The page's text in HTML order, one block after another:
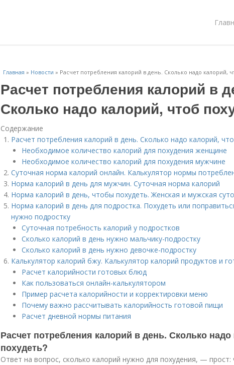
Главная » Новости » Расчет потребления калорий в день. Сколько надо калорий,
Расчет потребления калорий в
Сколько надо калорий, чтоб
Содержание
Расчет потребления калорий в день. Сколько надо калорий,
Необходимое количество калорий для похудения женщине
Необходимое количество калорий для похудения мужчине
Суточная норма калорий онлайн. Калькулятор нормы
Норма калорий в день для мужчин. Суточная норма калорий
Норма калорий в день, чтобы похудеть. Женская и мужская
Норма калорий в день для подростка. Похудеть или
нужно подростку
Суточная потребность калорий у подростков
Сколько калорий в день нужно мальчику-подростку
Сколько калорий в день нужно девочке-подростку
Калькулятор калорий бжу. Калькулятор калорий продуктов и
Расчет калорийности готовых блюд
Как пользоваться онлайн-калькулятором
Пример расчета калорийности и корректировки меню
Почему важно рассчитывать калорийность готовой пищи
Расчет дневной нормы питания
Расчет потребления калорий в день. Сколько
похудеть?
Ответ на вопрос, сколько калорий нужно для похудения, — прост: